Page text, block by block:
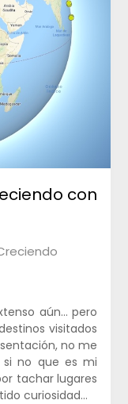
con
aún… pero
visitados
no me
si no que es mi
tachar lugares
curiosidad…